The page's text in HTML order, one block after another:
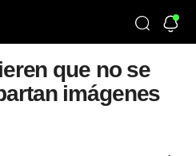
que no se
imágenes